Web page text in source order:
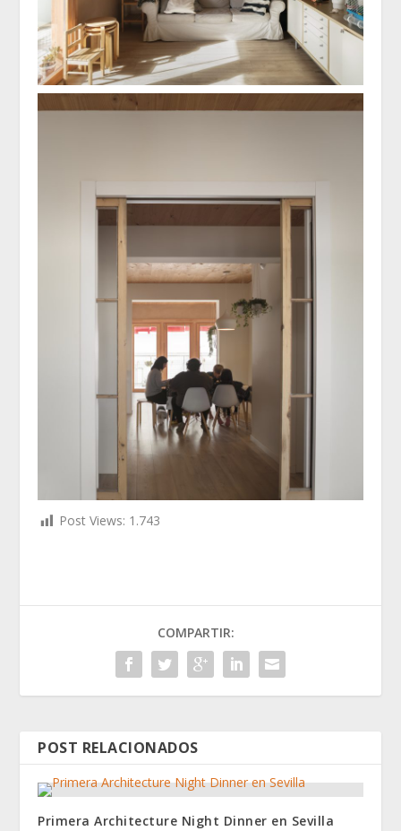
Post Views: 1.743
COMPARTIR:
POST RELACIONADOS
Primera Architecture Night Dinner en Sevilla